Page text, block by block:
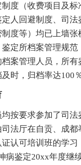
度（收费项目及标
人回避制度、司法
度等）均已上墙
定所档案管理规范
案管理人员，所有
时，归档率达100％
要求参加了司法
法厅在自贡、成
认可培训班的学习
病鉴定20xx年度继